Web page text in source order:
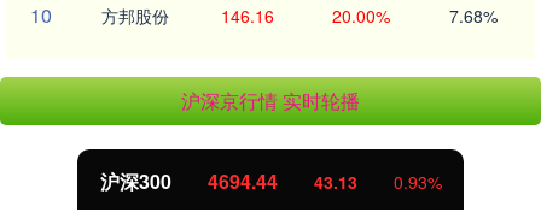
10 方邦股份 146.16 20.00% 7.68%
沪深京行情 实时轮播
沪深300 4694.44 43.13 0.93%